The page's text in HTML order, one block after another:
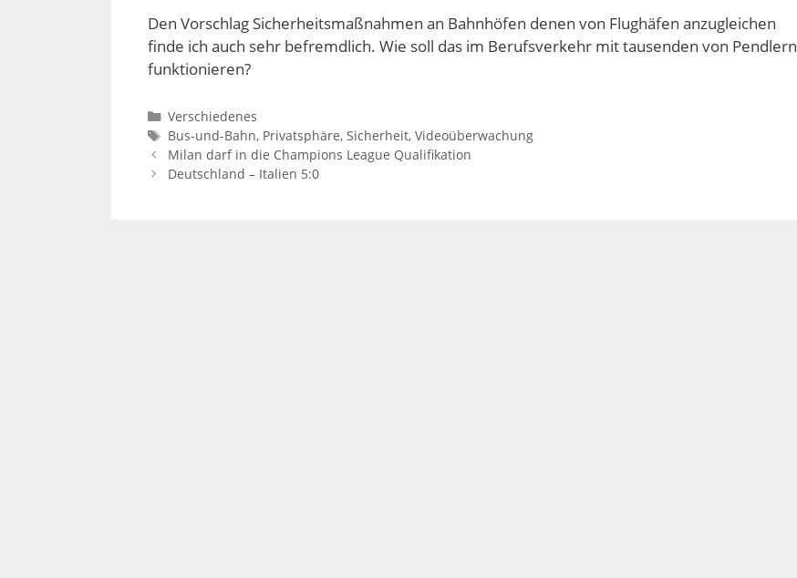
Den Vorschlag Sicherheitsmaßnahmen an Bahnhöfen denen von Flughäfen anzugleichen
finde ich auch sehr befremdlich. Wie soll das im Berufsverkehr mit tausenden von Pendlern
funktionieren?
Kategorien
Verschiedenes
Schlagwörter
Bus-und-Bahn, Privatsphäre, Sicherheit, Videoüberwachung
Milan darf in die Champions League Qualifikation
Deutschland – Italien 5:0